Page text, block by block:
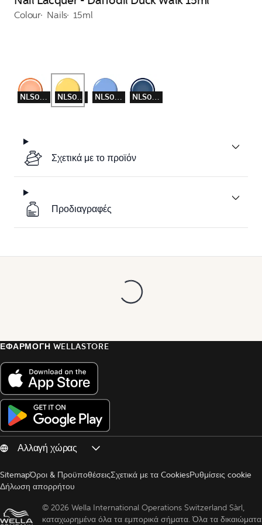
Colour Nails 15ml
NLS055 NLS056 NLS058 NLS059
Σχετικά με το προϊόν
Προδιαγραφές
ΕΦΑΡΜΟΓΗ WELLASTORE
SitemapΌροι & ΠροϋποθέσειςΣχετικά με τα CookiesΡυθμίσεις cookie
Δήλωση απορρήτου
© 2026 Wella International Operations Switzerland Sàrl,
καταχωρημένα όλα τα εμπορικά σήματα. Όλα τα δικαιώματα